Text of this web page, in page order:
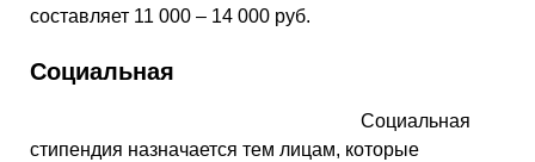
составляет 11 000 – 14 000 руб.
Социальная
Социальная
стипендия назначается тем лицам, которые